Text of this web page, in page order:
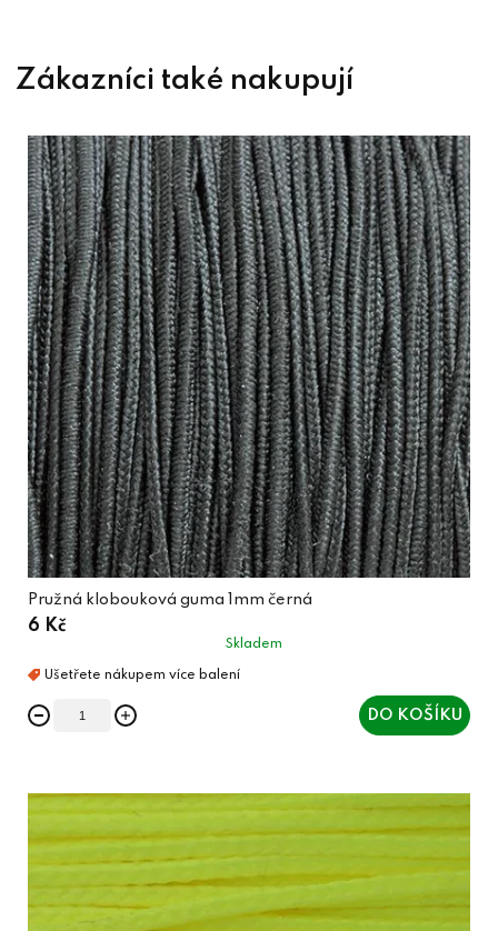
Pružná klobouková guma 1mm černá
6 Kč
Skladem
DO KOŠÍKU